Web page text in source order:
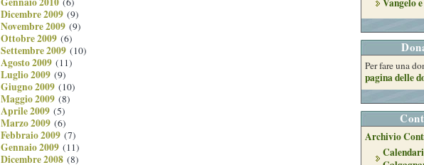
Per fare una
pagina delle
Archivio
Dicembre 2009 (9)
Novembre 2009 (9)
Ottobre 2009 (6)
Settembre 2009 (10)
Agosto 2009 (11)
Luglio 2009 (9)
Giugno 2009 (10)
Maggio 2009 (8)
Aprile 2009 (5)
Marzo 2009 (6)
Febbraio 2009 (7)
Gennaio 2009 (11)
Dicembre 2008 (8)